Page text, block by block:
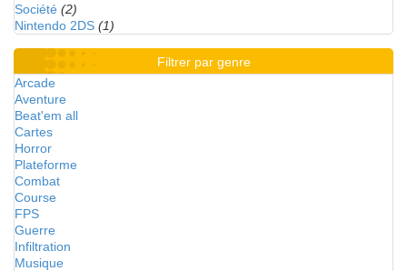
Société (2)
Nintendo 2DS (1)
Filtrer par genre
Arcade
Aventure
Beat'em all
Cartes
Horror
Plateforme
Combat
Course
FPS
Guerre
Infiltration
Musique